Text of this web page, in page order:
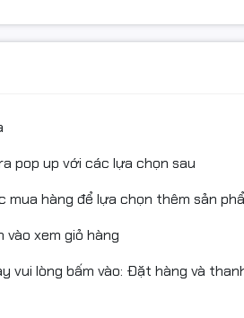
pop up với các lựa chọn sau
hàng để lựa chọn thêm sản
vào xem giỏ hàng
vui lòng bấm vào: Đặt hàng và
trợ đổi/hoàn nếu: dùng cho sai
#HP1606dn